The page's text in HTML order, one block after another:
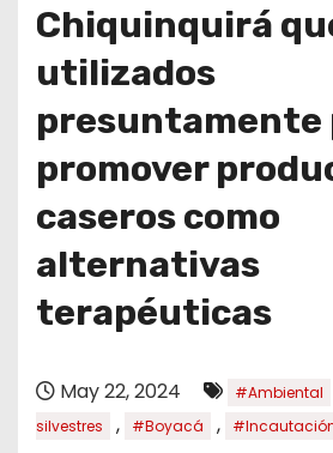
Chiquinquirá
utilizados
presuntamente
promover
caseros como
alternativas
terapéuticas
May 22, 2024 #Ambiental
silvestres
, #Boyacá ,